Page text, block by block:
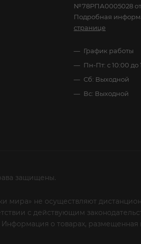
№78РПА0005028 от
Подробная
странице
График работы
Пн-Пт: с 10:00 до
Сб: Выходной
Вс: Выходной
защищены.
мира» не осуществляют
с действующим
о товарах, размещенная